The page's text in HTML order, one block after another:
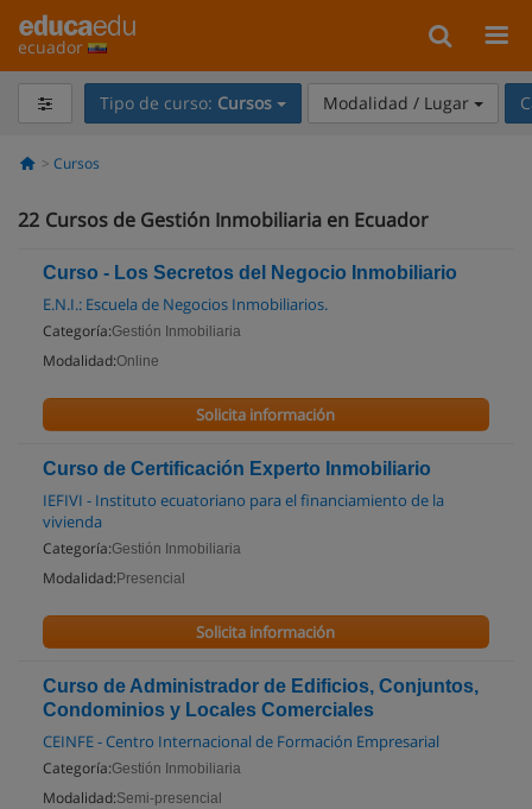
ecuador
Tipo de curso: Cursos Modalidad / Lugar
Cursos
22 Cursos de Gestión Inmobiliaria en Ecuador
Curso - Los Secretos del Negocio Inmobiliario
E.N.I.: Escuela de Negocios Inmobiliarios.
Categoría:Gestión Inmobiliaria
Modalidad:Online
Solicita información
Curso de Certificación Experto Inmobiliario
IEFIVI - Instituto ecuatoriano para el financiamiento de la
vivienda
Categoría:Gestión Inmobiliaria
Modalidad: Presencial
Solicita información
Curso de Administrador de Edificios, Conjuntos,
Condominios y Locales Comerciales
CEINFE - Centro Internacional de Formación Empresarial
Categoría:Gestión Inmobiliaria
Modalidad:Semi-presencial